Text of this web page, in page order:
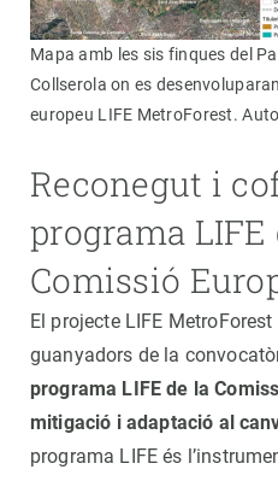
Mapa amb les sis finques del
Collserola on es
europeu LIFE MetroForest.
Reconegut i
programa LIFE
Comissió
El projecte LIFE
guanyadors de la
programa LIFE de la
mitigació i adaptació al
programa LIFE és